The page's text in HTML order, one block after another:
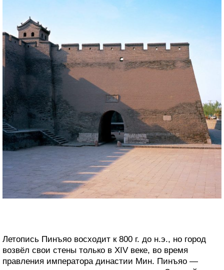
Летопись Пинъяо восходит к 800 г. до н.э., но город
возвёл свои стены только в XIV веке, во время
правления императора династии Мин. Пинъяо —